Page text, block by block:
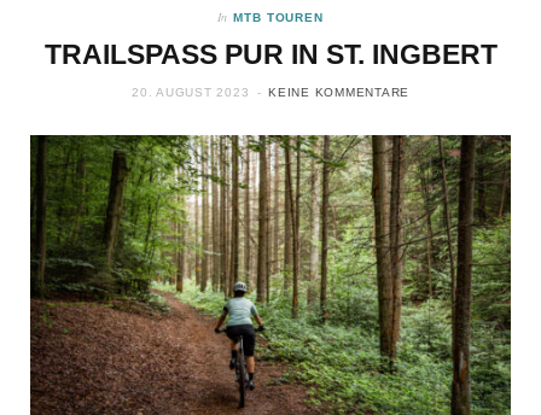
In MTB TOUREN
TRAILSPASS PUR IN ST. INGBERT
20. AUGUST 2023 KEINE KOMMENTARE